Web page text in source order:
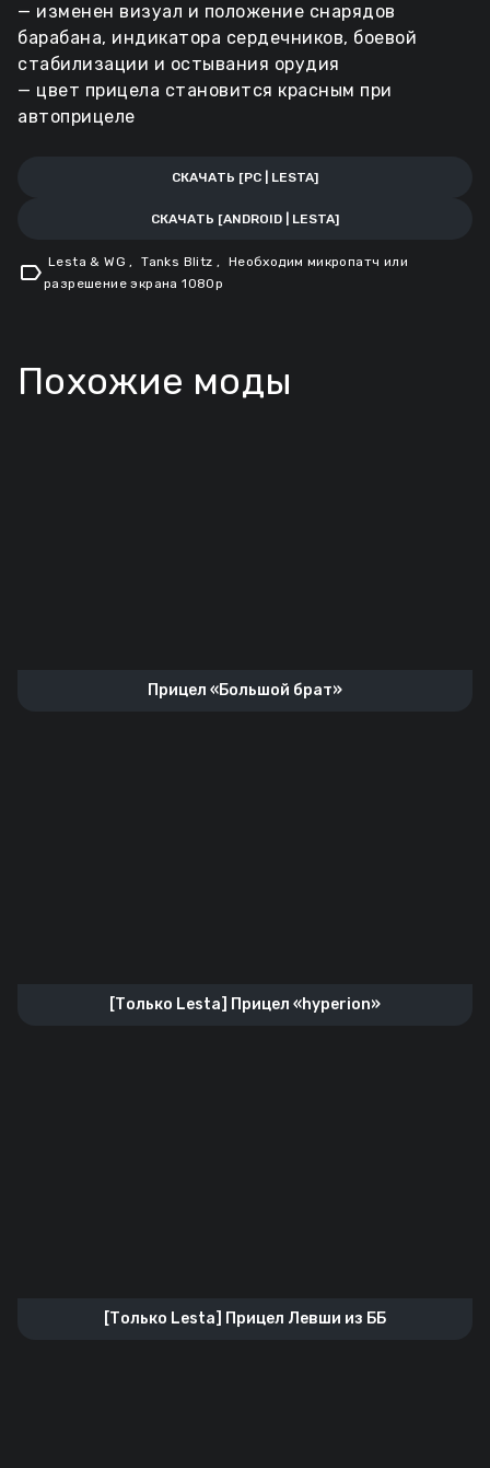
— изменен визуал и положение снарядов
барабана, индикатора сердечников, боевой
стабилизации и остывания орудия
— цвет прицела становится красным при
автоприцеле
СКАЧАТЬ [PC | LESTA]
СКАЧАТЬ [ANDROID | LESTA]
label Lesta & WG, Tanks Blitz,
Необходим микропатч или
разрешение экрана 1080p
Похожие моды
Прицел «Большой брат»
[Только Lesta] Прицел «hyperion»
[Только Lesta] Прицел Левши из ББ